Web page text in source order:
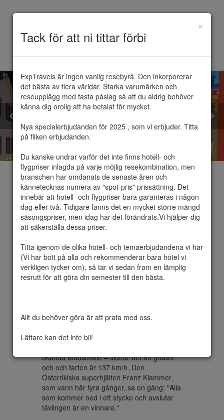
Tack för att ni tittar förbi
×
ExpTravels är ingen vanlig resebyrå. Den inkorporerar
det bästa av flera världar. Starka varumärken och
reseupplägg med fasta påslag så att du aldrig behöver
känna dig orolig att ha betalat för mycket.
Nya specialerbjudanden för 2025 , som vi erbjuder. Titta
på fliken erbjudanden.
Du kanske undrar varför det inte finns hotell- och
flygpriser inlagda på varje möjlig resekombination, men
branschen har omdanats de senaste åren och
kännetecknas numera av "spot-pris" prissättning. Det
innebär att hotell- och flygpriser bara garanteras i någon
dag eller två. Tidigare fanns det en mycket större mängd
säsongspriser, men idag har det förändrats.Vi hjälper dig
att säkerställa dessa priser.
Titta igenom de olika hotell- och temaerbjudandena vi har
(Vi har bott på alla och rekommenderar bara hotel vi
verkligen tycker om), så tar vi sedan fram en lämplig
resrutt för att göra din semester till den bästa.
Allt du behöver göra är att prata med oss.
Lättare kan det inte bli!
Kitzbühel
Tänk på Kitzbühel och genast tänker du på
Hahnenkamm, det värsta och mest
skrämmande störtloppet i  World Cup
skidåkare i denna vackra medeltida stad i
namnet på den aktuella backen på
ökända Mausefalle – sluttar det 85 grader
och och farten är 137 km/h. Den
Österrikiska superhjälten Franz Klammer,
som vann här fyra gånger, sa en gång: "Alla
som kommer ned i ett stycke och avslutar
tävlingen är en vinnare."